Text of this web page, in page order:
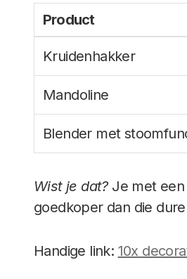
Product
Kruidenhakker
Mandoline
Blender met
Wist je dat?Je met een
goedkoper dan die
Handige link: 10x